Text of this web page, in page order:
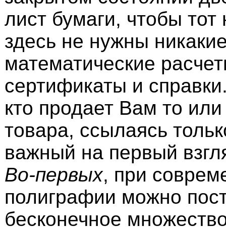
лист бумаги, чтобы
здесь не нужны
математические
сертификаты и
кто продает Вам то
товара, ссылаясь
важный на первый
Во-первых, при
полиграфии можно
бесконечное